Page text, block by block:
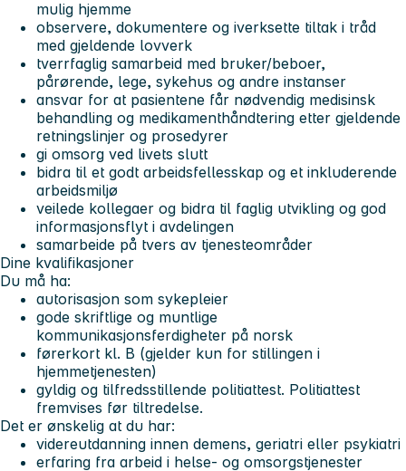
mulig hjemme
observere, dokumentere og iverksette tiltak i tråd
med gjeldende lovverk
tverrfaglig samarbeid med bruker/beboer,
pårørende, lege, sykehus og andre instanser
ansvar for at pasientene får nødvendig medisinsk
behandling og medikamenthåndtering etter gjeldende
retningslinjer og prosedyrer
gi omsorg ved livets slutt
bidra til et godt arbeidsfellesskap og et inkluderende
arbeidsmiljø
veilede kollegaer og bidra til faglig utvikling og god
informasjonsflyt i avdelingen
samarbeide på tvers av tjenesteområder
Dine kvalifikasjoner
Du må ha:
autorisasjon som sykepleier
gode skriftlige og muntlige
kommunikasjonsferdigheter på norsk
førerkort kl. B (gjelder kun for stillingen i
hjemmetjenesten)
gyldig og tilfredsstillende politiattest. Politiattest
fremvises før tiltredelse.
Det er ønskelig at du har:
videreutdanning innen demens, geriatri eller psykiatri
erfaring fra arbeid i helse- og omsorgstjenester